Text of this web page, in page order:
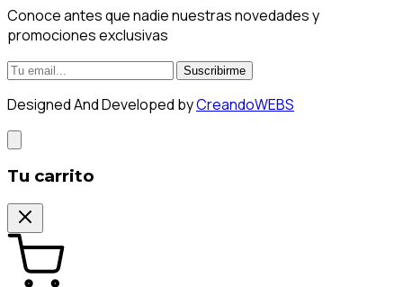
Conoce antes que nadie nuestras novedades y
promociones exclusivas
Suscribirme
Designed And Developed byCreandoWEBS
Tu carrito